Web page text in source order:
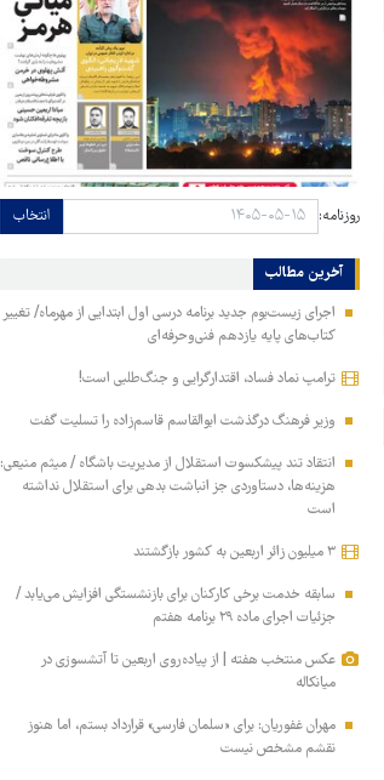
روزنامه: انتخاب
آخرین مطالب
اجرای زیست‌بوم جدید برنامه درسی اول ابتدایی از مهرماه/ تغییر
کتاب‌های پایه یازدهم فنی‌وحرفه‌ای
ترامپ نماد فساد، اقتدارگرایی و جنگ‌طلبی است!
وزیر فرهنگ درگذشت ابوالقاسم قاسم‌زاده را تسلیت گفت
انتقاد تند پیشکسوت استقلال از مدیریت باشگاه / میثم منیعی:
هزینه‌ها، دستاوردی جز انباشت بدهی برای استقلال نداشته
است
۳ میلیون زائر اربعین به کشور بازگشتند
سابقه خدمت برخی کارکنان برای بازنشستگی افزایش می‌یابد /
جزئیات اجرای ماده ۲۹ برنامه هفتم
عکس منتخب هفته | از پیاده‌روی اربعین تا آتشسوزی در
میانکاله
مهران غفوریان: برای «سلمان فارسی» قرارداد بستم، اما هنوز
نقشم مشخص نیست